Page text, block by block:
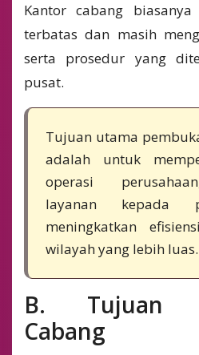
Kantor cabang
terbatas dan masih
serta prosedur yang
pusat.
Tujuan utama
adalah untuk
operasi
layanan kepada
meningkatkan
wilayah yang lebih luas.
B. Tujuan
Cabang